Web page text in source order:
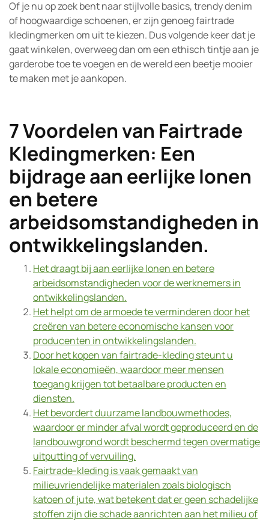
Of je nu op zoek bent naar stijlvolle basics, trendy denim
of hoogwaardige schoenen, er zijn genoeg fairtrade
kledingmerken om uit te kiezen. Dus volgende keer dat je
gaat winkelen, overweeg dan om een ethisch tintje aan je
garderobe toe te voegen en de wereld een beetje mooier
te maken met je aankopen.
7 Voordelen van Fairtrade
Kledingmerken: Een
bijdrage aan eerlijke lonen
en betere
arbeidsomstandigheden in
ontwikkelingslanden.
Het draagt bij aan eerlijke lonen en betere
arbeidsomstandigheden voor de werknemers in
ontwikkelingslanden.
Het helpt om de armoede te verminderen door het
creëren van betere economische kansen voor
producenten in ontwikkelingslanden.
Door het kopen van fairtrade-kleding steunt u
lokale economieën, waardoor meer mensen
toegang krijgen tot betaalbare producten en
diensten.
Het bevordert duurzame landbouwmethodes,
waardoor er minder afval wordt geproduceerd en de
landbouwgrond wordt beschermd tegen overmatige
uitputting of vervuiling.
Fairtrade-kleding is vaak gemaakt van
milieuvriendelijke materialen zoals biologisch
katoen of jute, wat betekent dat er geen schadelijke
stoffen zijn die schade aanrichten aan het milieu of